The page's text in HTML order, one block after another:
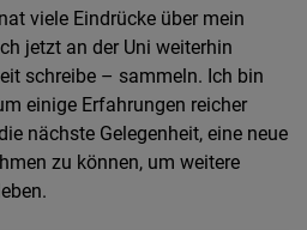
viele Eindrücke über mein
jetzt an der Uni weiterhin
schreibe – sammeln. Ich bin
einige Erfahrungen reicher
nächste Gelegenheit, eine neue
zu können, um weitere